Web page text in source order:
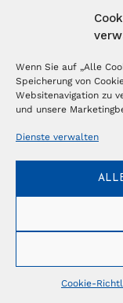
Wenn Sie auf „Alle
Speicherung von
Websitenavigation zu
und unsere
Dienste verwalten
Cookie-
© Copyright 2026 –
Tourismus Lifestyle